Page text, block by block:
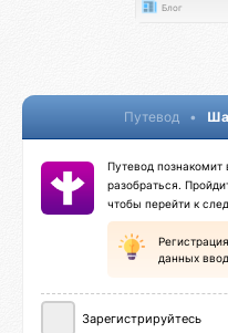
Блог
Путевод •
Путевод
разобраться.
чтобы перейти к
данных
Зарегистрируйтесь